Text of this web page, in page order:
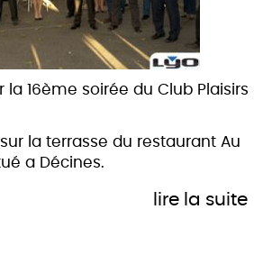
16ème soirée du Club Plaisirs
la terrasse du restaurant Au
a Décines.
lire la suite